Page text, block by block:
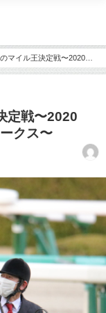
マイル王決定戦〜2020
定戦〜2020
クス〜